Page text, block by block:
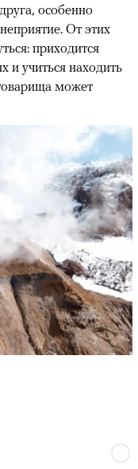
особенно
От этих
приходится
и учиться находить
может